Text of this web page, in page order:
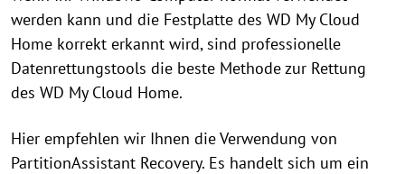
werden kann und die Festplatte des WD My Cloud
Home korrekt erkannt wird, sind professionelle
Datenrettungstools die beste Methode zur Rettung
des WD My Cloud Home.
Hier empfehlen wir Ihnen die Verwendung von
PartitionAssistant Recovery. Es handelt sich um ein